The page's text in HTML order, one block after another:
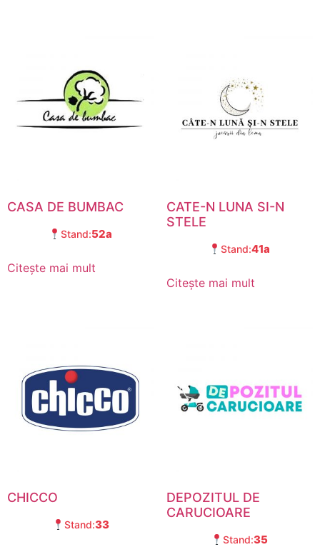
CASA DE BUMBAC
Stand:52a
Citește mai mult
CATE-N LUNA SI-N
STELE
Stand:41a
Citește mai mult
CHICCO
Stand:33
DEPOZITUL DE
CARUCIOARE
Stand:35